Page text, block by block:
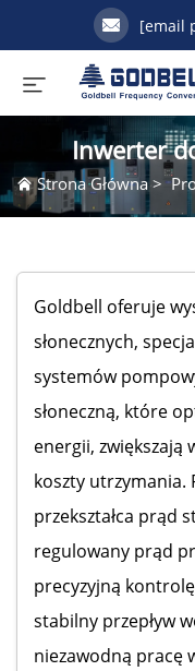
[email
Inwerter
Strona Główna>
Goldbell oferuje
słonecznych,
systemów
słoneczną, które
energii,
koszty utrzymania.
przekształca prąd
regulowany prąd
precyzyjną
stabilny przepływ
niezawodną pracę